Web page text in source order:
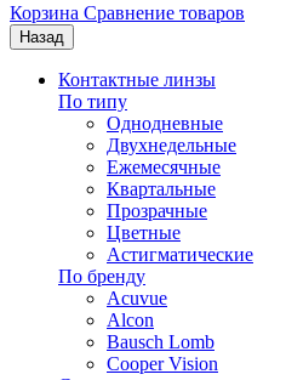
Корзина Сравнение товаров
Назад
Контактные линзы
По типу
Однодневные
Двухнедельные
Ежемесячные
Квартальные
Прозрачные
Цветные
Астигматические
По бренду
Acuvue
Alcon
Bausch Lomb
Cooper Vision